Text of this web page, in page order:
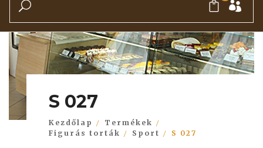
S 027
Kezdőlap
Termékek
Figurás torták
Sport S 027